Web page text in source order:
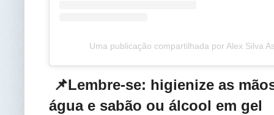
Uma publicação compartilhada por Alex Silva
📌Lembre-se: higienize as
água e sabão ou álcool em gel